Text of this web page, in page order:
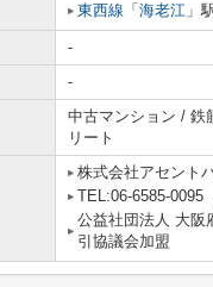
東西線 「 海老江 」
-
-
中古マンション / 鉄
リート
株式会社アセント
TEL:06-6585-0095
公益社団法人 大阪
引協議会加盟